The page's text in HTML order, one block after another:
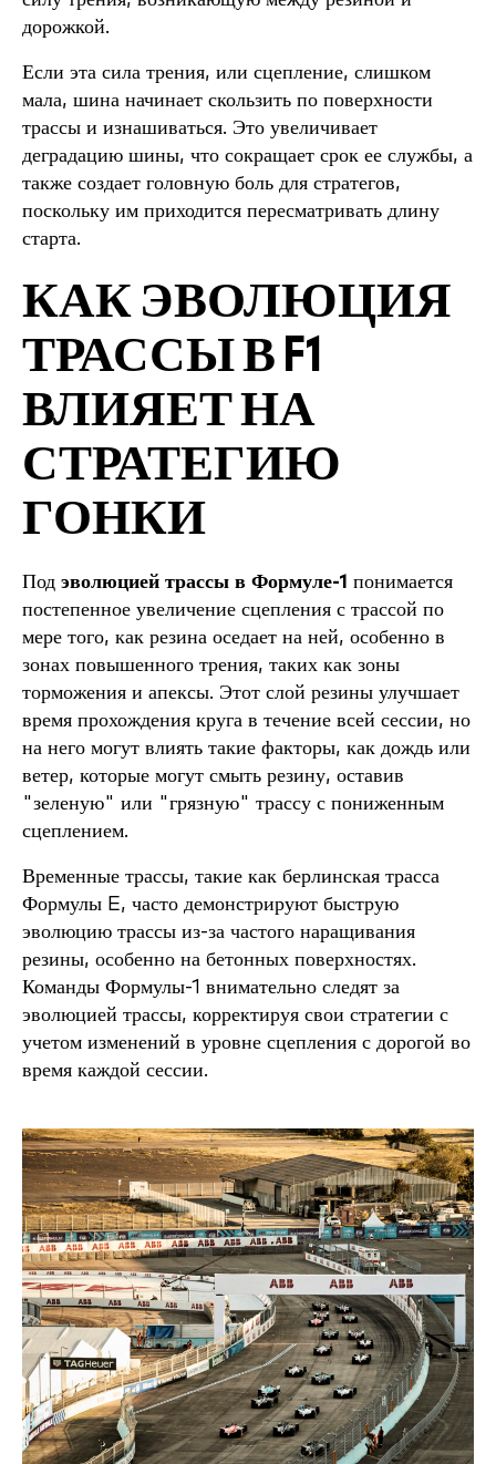
дорожкой.
Если эта сила трения, или сцепление, слишком
мала, шина начинает скользить по поверхности
трассы и изнашиваться. Это увеличивает
деградацию шины, что сокращает срок ее службы, а
также создает головную боль для стратегов,
поскольку им приходится пересматривать длину
старта.
КАК ЭВОЛЮЦИЯ
ТРАССЫ В F1
ВЛИЯЕТ НА
СТРАТЕГИЮ
ГОНКИ
Под эволюцией трассы в Формуле-1 понимается
постепенное увеличение сцепления с трассой по
мере того, как резина оседает на ней, особенно в
зонах повышенного трения, таких как зоны
торможения и апексы. Этот слой резины улучшает
время прохождения круга в течение всей сессии, но
на него могут влиять такие факторы, как дождь или
ветер, которые могут смыть резину, оставив
"зеленую" или "грязную" трассу с пониженным
сцеплением.
Временные трассы, такие как берлинская трасса
Формулы E, часто демонстрируют быструю
эволюцию трассы из-за частого наращивания
резины, особенно на бетонных поверхностях.
Команды Формулы-1 внимательно следят за
эволюцией трассы, корректируя свои стратегии с
учетом изменений в уровне сцепления с дорогой во
время каждой сессии.